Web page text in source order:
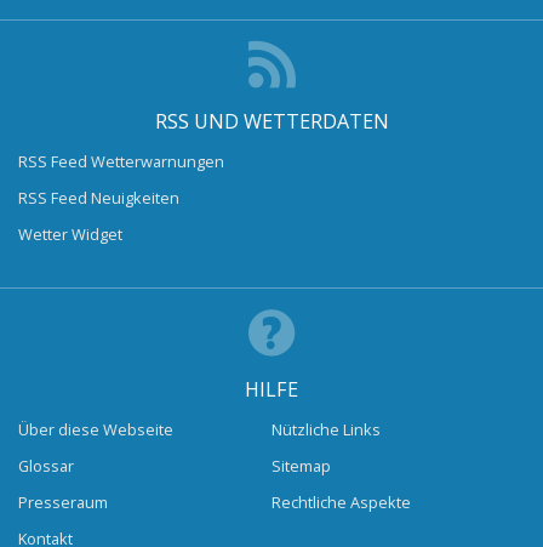
RSS UND WETTERDATEN
RSS Feed Wetterwarnungen
RSS Feed Neuigkeiten
Wetter Widget
HILFE
Über diese Webseite
Glossar
Presseraum
Kontakt
Nützliche Links
Sitemap
Rechtliche Aspekte